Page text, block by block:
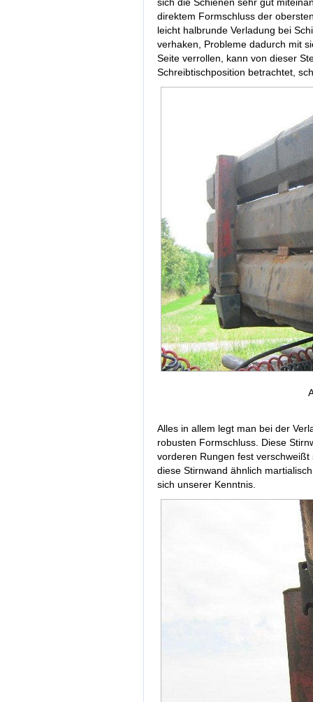
sich die Schienen sehr gut
direktem Formschluss der
leicht halbrunde Verladung bei
verhaken, Probleme dadurch mit
Seite verrollen, kann von dieser
Schreibtischposition betrachtet,
Alles in allem legt man bei der
robusten Formschluss. Diese
vorderen Rungen fest
diese Stirnwand ähnlich
sich unserer Kenntnis.